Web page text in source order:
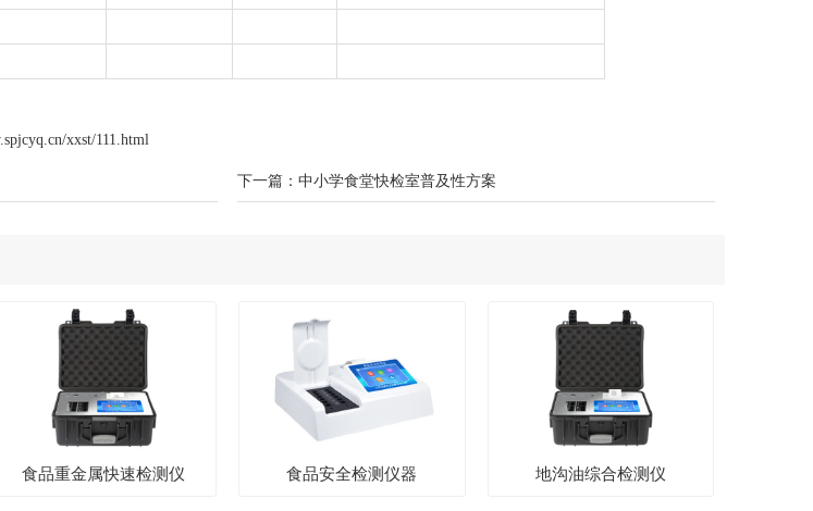
xxst/111.html
下一篇：中小学食堂快检室普及性方案
食品重金属快速检测仪 食品安全检测仪器 地沟油综合检测仪